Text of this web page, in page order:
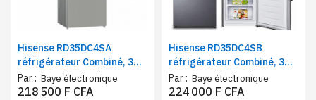
Hisense RD35DC4SA
réfrigérateur Combiné, 3
tiroirs, 264 litres, Classe
énergétique A+
Par : Baye électronique
218 500 F CFA
Hisense RD35DC4SB
réfrigérateur Combiné, 3
tiroirs, 264 litres, Classe
énergétique A+
Par : Baye électronique
224 000 F CFA